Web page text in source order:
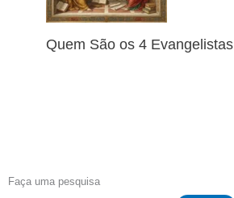
Quem São os 4 Evangelistas
Faça uma pesquisa